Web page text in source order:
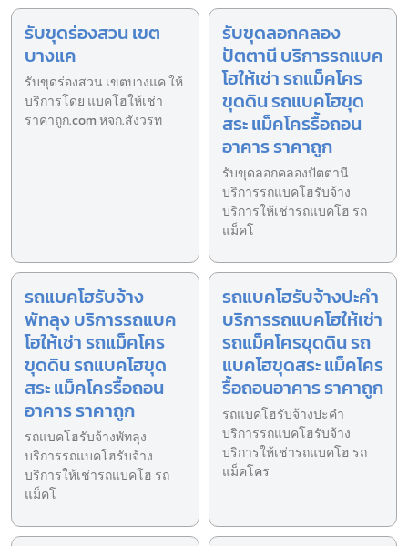
รับขุดร่องสวน เขต
บางแค
รับขุดร่องสวน เขตบางแค ให้
บริการโดย แบคโฮให้เช่า
ราคาถูก.com หจก.สังวรท
รับขุดลอกคลอง
ปัตตานี บริการรถแบค
โฮให้เช่า รถแม็คโคร
ขุดดิน รถแบคโฮขุด
สระ แม็คโครรื้อถอน
อาคาร ราคาถูก
รับขุดลอกคลองปัตตานี
บริการรถแบคโฮรับจ้าง
บริการให้เช่ารถแบคโฮ รถ
แม็คโ
รถแบคโฮรับจ้าง
พัทลุง บริการรถแบค
โฮให้เช่า รถแม็คโคร
ขุดดิน รถแบคโฮขุด
สระ แม็คโครรื้อถอน
อาคาร ราคาถูก
รถแบคโฮรับจ้างพัทลุง
บริการรถแบคโฮรับจ้าง
บริการให้เช่ารถแบคโฮ รถ
แม็คโ
รถแบคโฮรับจ้างปะคำ
บริการรถแบคโฮให้เช่า
รถแม็คโครขุดดิน รถ
แบคโฮขุดสระ แม็คโคร
รื้อถอนอาคาร ราคาถูก
รถแบคโฮรับจ้างปะคำ
บริการรถแบคโฮรับจ้าง
บริการให้เช่ารถแบคโฮ รถ
แม็คโคร